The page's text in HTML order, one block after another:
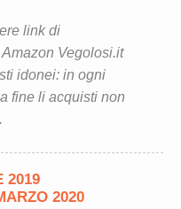
link di
Vegolosi.it
idonei: in ogni
fine li acquisti non
2019
2020